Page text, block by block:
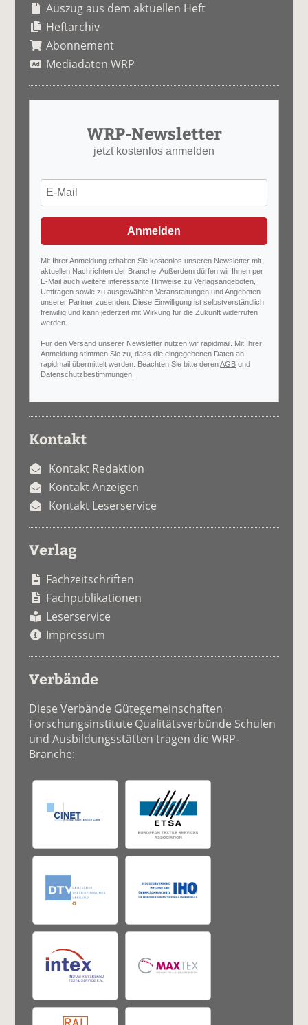
Auszug aus dem aktuellen Heft
Heftarchiv
Abonnement
Mediadaten WRP
WRP-Newsletter
jetzt kostenlos anmelden
Anmelden
Mit Ihrer Anmeldung erhalten Sie kostenlos unseren Newsletter mit
aktuellen Nachrichten der Branche. Außerdem dürfen wir Ihnen per
E-Mail auch weitere interessante Hinweise zu Verlagsangeboten,
Umfragen sowie zu ausgewählten Veranstaltungen und Angeboten
unserer Partner zusenden. Diese Einwilligung ist selbstverständlich
freiwillig und kann jederzeit mit Wirkung für die Zukunft widerrufen
werden.
Für den Versand unserer Newsletter nutzen wir rapidmail. Mit Ihrer
Anmeldung stimmen Sie zu, dass die eingegebenen Daten an
rapidmail übermittelt werden. Beachten Sie bitte derenAGB und
Datenschutzbestimmungen
Kontakt
Kontakt Redaktion
Kontakt Anzeigen
Kontakt Leserservice
Verlag
Fachzeitschriften
Fachpublikationen
Leserservice
Impressum
Verbände
Diese Verbände Gütegemeinschaften
Forschungsinstitute Qualitätsverbünde Schulen
und Ausbildungsstätten tragen die WRP-
Branche: